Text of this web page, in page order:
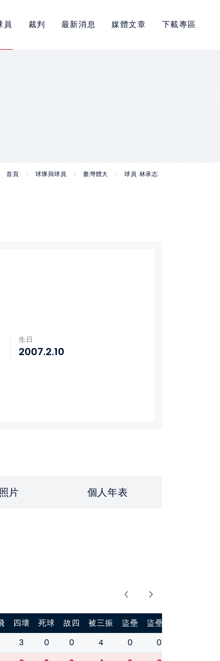
員 裁判 最新消息 媒體文章 下載專區
首頁 球隊與球員 臺灣體大 球員 林承志
生日
2007.2.10
片 個人年表
四壞 死球 故四 被三振 盜壘 盜壘刺
3 0 0 4 0 0